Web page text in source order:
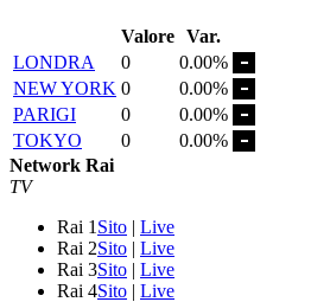
Valore Var.
LONDRA
0
0.00%
NEW YORK 0
0.00%
PARIGI
0
0.00%
TOKYO
0
0.00%
Network Rai
TV
Rai 1 Sito | Live
Rai 2Sito | Live
Rai 3Sito | Live
Rai 4Sito | Live